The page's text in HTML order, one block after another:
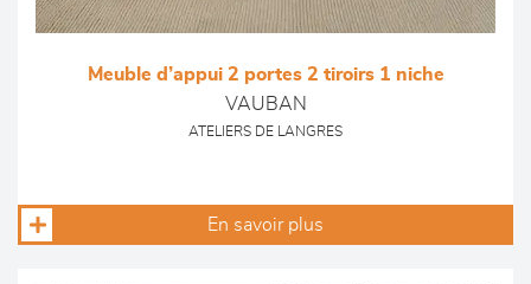
Meuble d’appui 2 portes 2 tiroirs 1 niche
VAUBAN
ATELIERS DE LANGRES
En savoir plus